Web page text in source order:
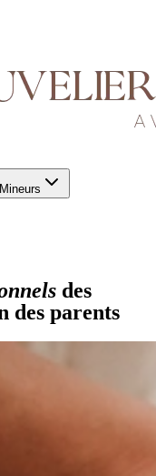
des
des parents